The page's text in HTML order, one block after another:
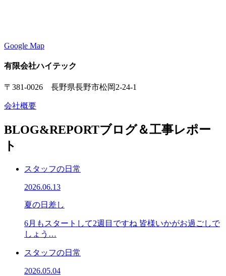
Google Map
有限会社ハイテック
〒381-0026 長野県長野市松岡2-24-1
会社概要
BLOG&REPORTブログ＆工事レポー
ト
スタッフの日常
2026.06.13
夏の日差し
6月もスタートして2週目ですね 皆様いかがお過ごしで
しょう…
スタッフの日常
2026.05.04